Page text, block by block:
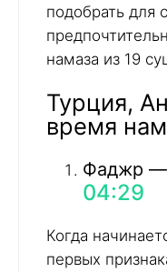
подобрать для
намаза из 19
Турция,
время
Фаджр —
04:29
Когда
первых